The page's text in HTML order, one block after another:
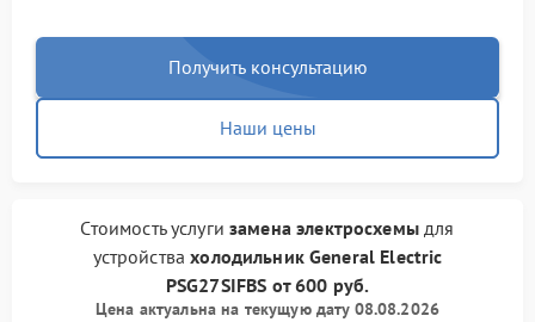
Получить консультацию
Наши цены
Стоимость услугизамена электросхемыдля
устройствахолодильник General Electric
PSG27SIFBS от600 руб.
Цена актуальна на текущую дату 08.08.2026